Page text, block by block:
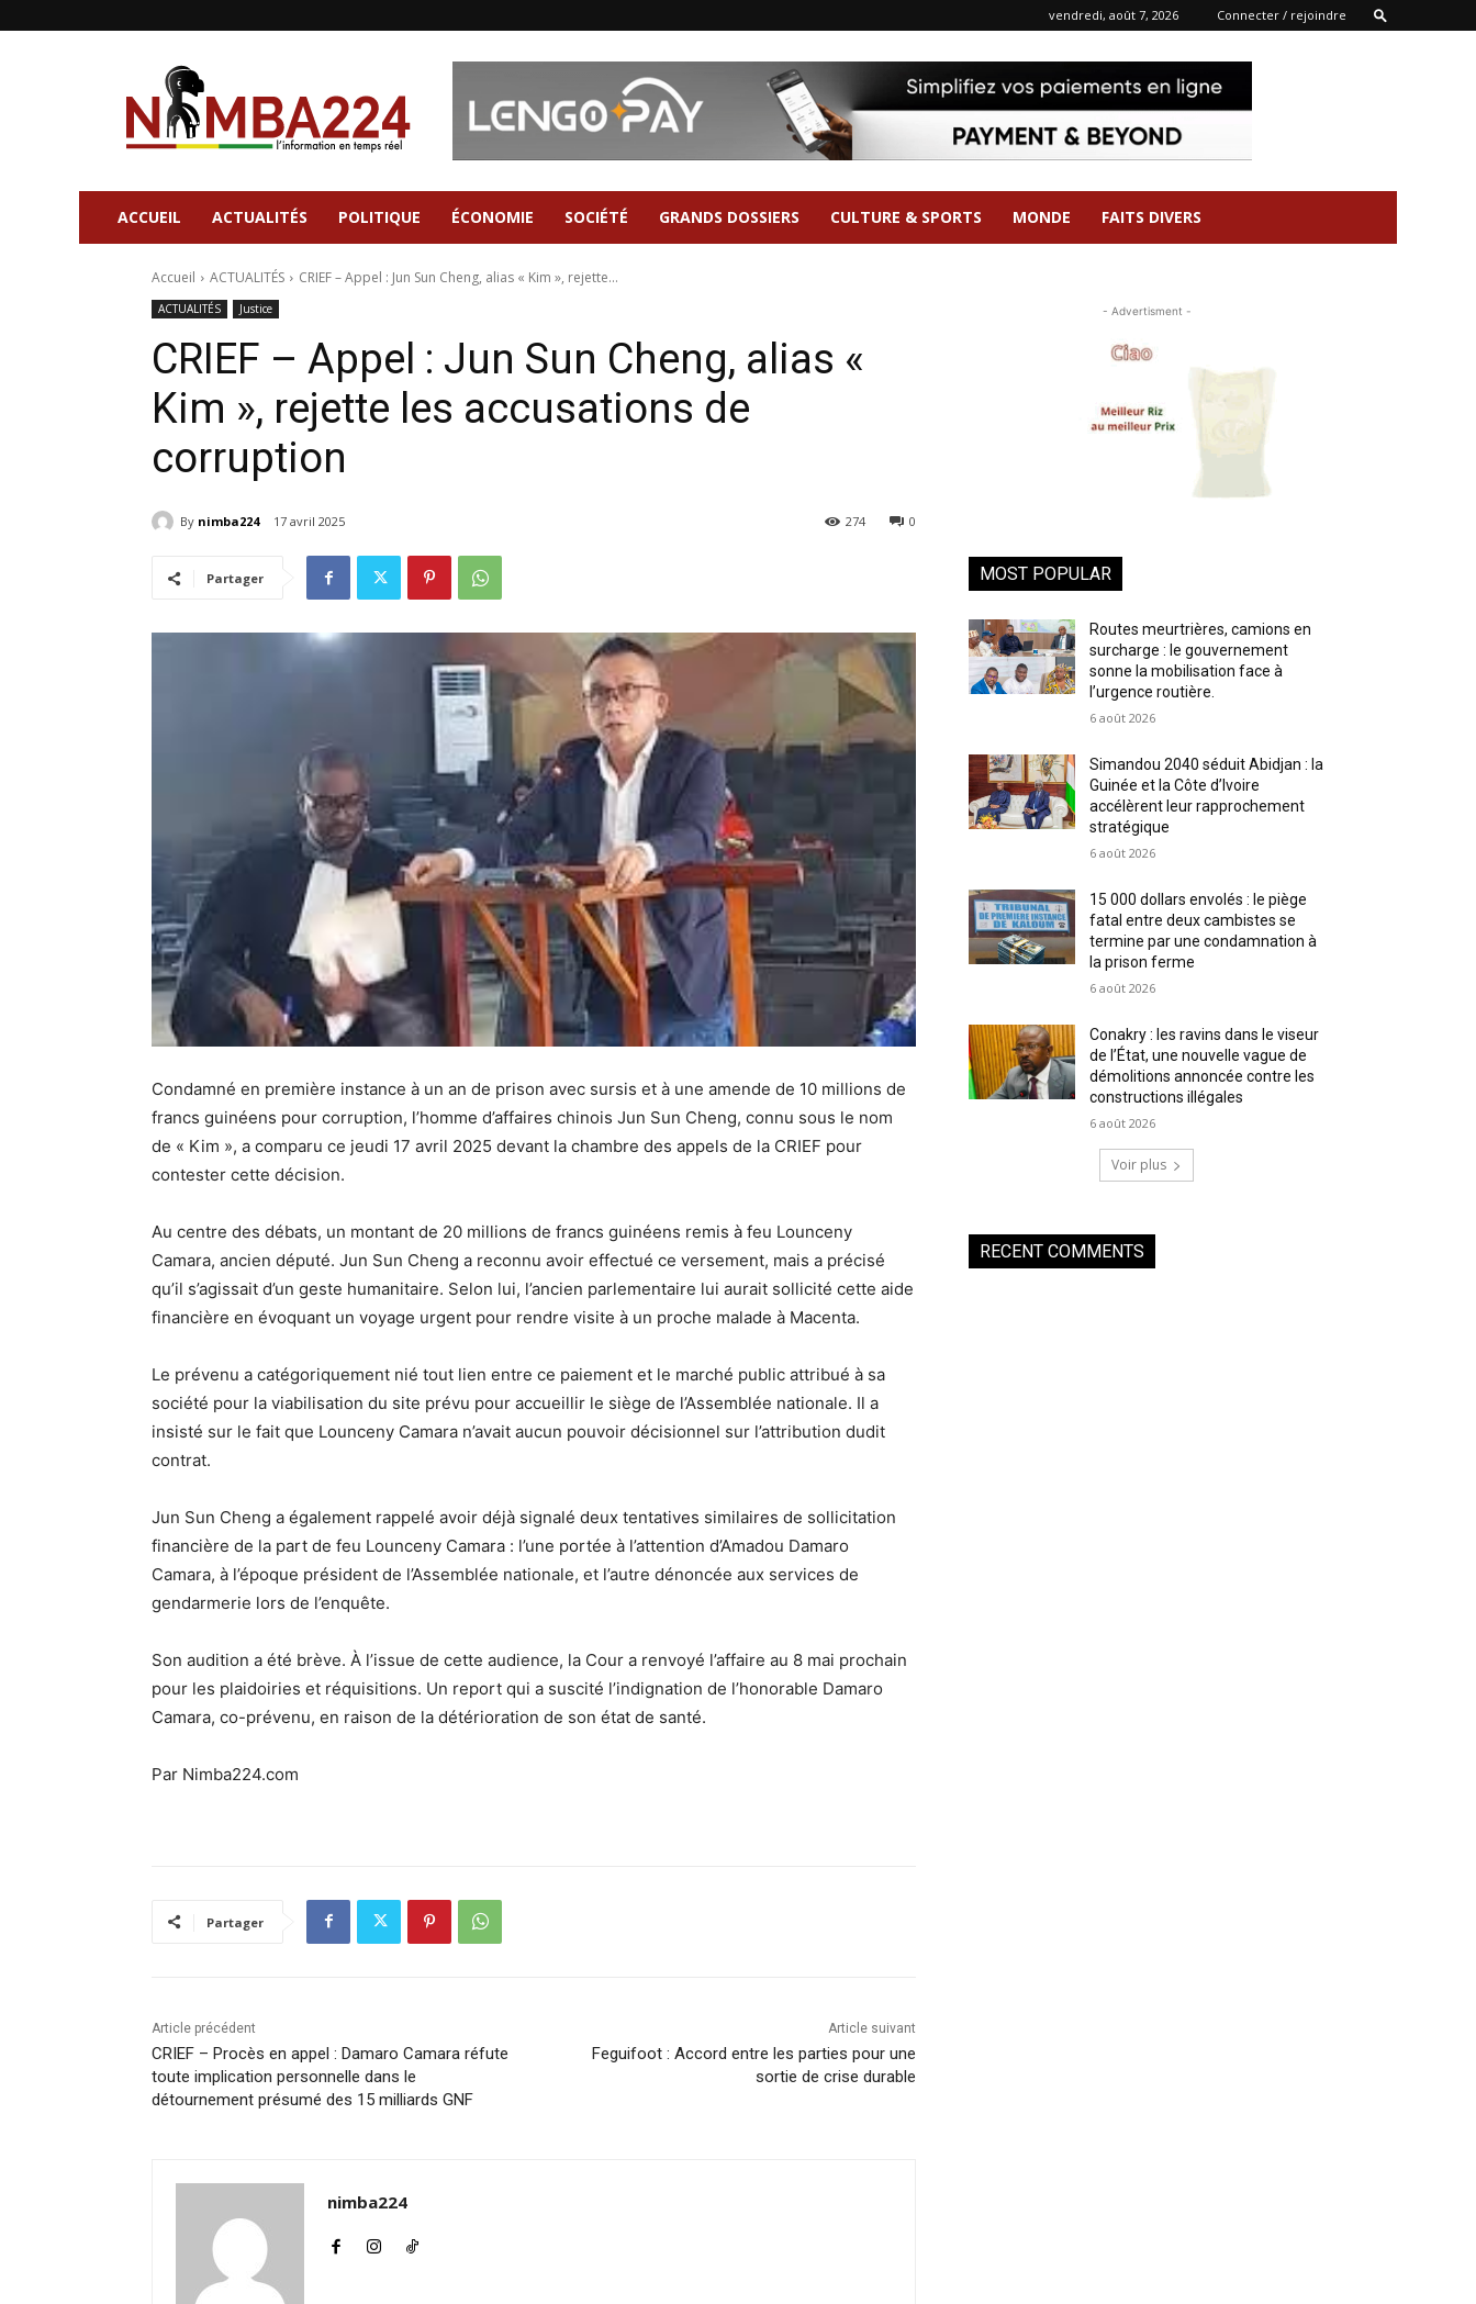
vendredi, août 7, 2026 Connecter / rejoindre
Nimba224
Site
d'information
ACCUEIL ACTUALITÉS POLITIQUE ÉCONOMIE SOCIÉTÉ GRANDS DOSSIERS CULTURE & SPORTS MONDE FAITS DIVERS
Accueil ACTUALITÉS CRIEF – Appel : Jun Sun Cheng, alias « Kim », rejette...
ACTUALITÉS Justice
CRIEF – Appel : Jun Sun Cheng, alias «
Kim », rejette les accusations de
corruption
By nimba224 17 avril 2025 0
274
Partager
Condamné en première instance à un an de prison avec sursis et à une amende de 10 millions de
francs guinéens pour corruption, l’homme d’affaires chinois Jun Sun Cheng, connu sous le nom
de « Kim », a comparu ce jeudi 17 avril 2025 devant la chambre des appels de la CRIEF pour
contester cette décision.
Au centre des débats, un montant de 20 millions de francs guinéens remis à feu Lounceny
Camara, ancien député. Jun Sun Cheng a reconnu avoir effectué ce versement, mais a précisé
qu’il s’agissait d’un geste humanitaire. Selon lui, l’ancien parlementaire lui aurait sollicité cette aide
financière en évoquant un voyage urgent pour rendre visite à un proche malade à Macenta.
Le prévenu a catégoriquement nié tout lien entre ce paiement et le marché public attribué à sa
société pour la viabilisation du site prévu pour accueillir le siège de l’Assemblée nationale. Il a
insisté sur le fait que Lounceny Camara n’avait aucun pouvoir décisionnel sur l’attribution dudit
contrat.
Jun Sun Cheng a également rappelé avoir déjà signalé deux tentatives similaires de sollicitation
financière de la part de feu Lounceny Camara : l’une portée à l’attention d’Amadou Damaro
Camara, à l’époque président de l’Assemblée nationale, et l’autre dénoncée aux services de
gendarmerie lors de l’enquête.
Son audition a été brève. À l’issue de cette audience, la Cour a renvoyé l’affaire au 8 mai prochain
pour les plaidoiries et réquisitions. Un report qui a suscité l’indignation de l’honorable Damaro
Camara, co-prévenu, en raison de la détérioration de son état de santé.
Par Nimba224.com
Partager
Article précédent
CRIEF – Procès en appel : Damaro Camara réfute
toute implication personnelle dans le
détournement présumé des 15 milliards GNF
Article suivant
Feguifoot : Accord entre les parties pour une
sortie de crise durable
nimba224
- Advertisment -
MOST POPULAR
Routes meurtrières, camions en
surcharge : le gouvernement
sonne la mobilisation face à
l’urgence routière.
6 août 2026
Simandou 2040 séduit Abidjan : la
Guinée et la Côte d’Ivoire
accélèrent leur rapprochement
stratégique
6 août 2026
15 000 dollars envolés : le piège
fatal entre deux cambistes se
termine par une condamnation à
la prison ferme
6 août 2026
Conakry : les ravins dans le viseur
de l’État, une nouvelle vague de
démolitions annoncée contre les
constructions illégales
6 août 2026
Voir plus
RECENT COMMENTS